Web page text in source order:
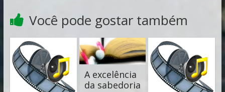
Você pode gostar também
A excelência
da sabedoria